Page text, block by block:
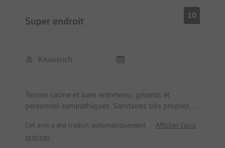
Super endroit 10
Knausrich
Terrain calme et bien entretenu, gérants et
personnel sympathiques. Sanitaires très propres,
de petits pains par la boulangerie, on peut
commander, mais on peut aussi aller le matin au
Cet avis a été traduit automatiquement.
Afficher l'avis
original